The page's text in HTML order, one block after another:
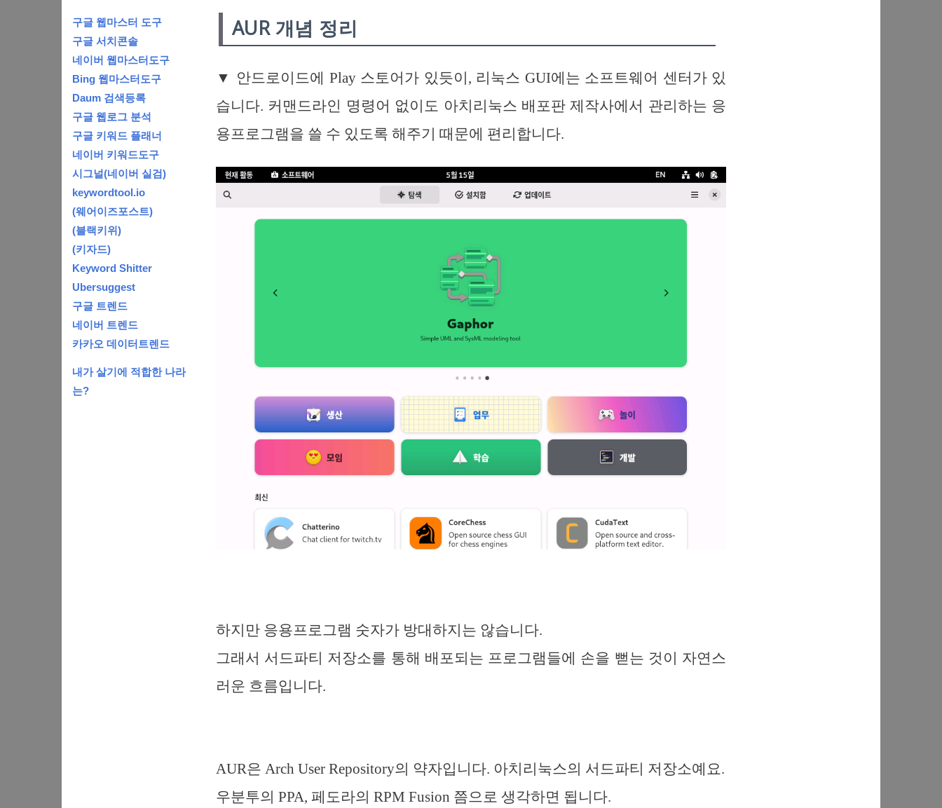
AUR 개념 정리
▼ 안드로이드에 Play 스토어가 있듯이, 리눅스 GUI에는 소프트웨어 센터가 있
습니다. 커맨드라인 명령어 없이도 아치리눅스 배포판 제작사에서 관리하는 응
용프로그램을 쓸 수 있도록 해주기 때문에 편리합니다.
하지만 응용프로그램 숫자가 방대하지는 않습니다.
그래서 서드파티 저장소를 통해 배포되는 프로그램들에 손을 뻗는 것이 자연스
러운 흐름입니다.
AUR은 Arch User Repository의 약자입니다. 아치리눅스의 서드파티 저장소예요.
우분투의 PPA, 페도라의 RPM Fusion 쯤으로 생각하면 됩니다.
구글 웹마스터 도구
구글 서치콘솔
네이버 웹마스터도구
Bing 웹마스터도구
Daum 검색등록
구글 웹로그 분석
구글 키워드 플래너
네이버 키워드도구
시그널(네이버 실검)
keywordtool.io
(웨어이즈포스트)
(블랙키위)
(키자드)
Keyword Shitter
Ubersuggest
구글 트렌드
네이버 트렌드
카카오 데이터트렌드
내가 살기에 적합한 나라
는?